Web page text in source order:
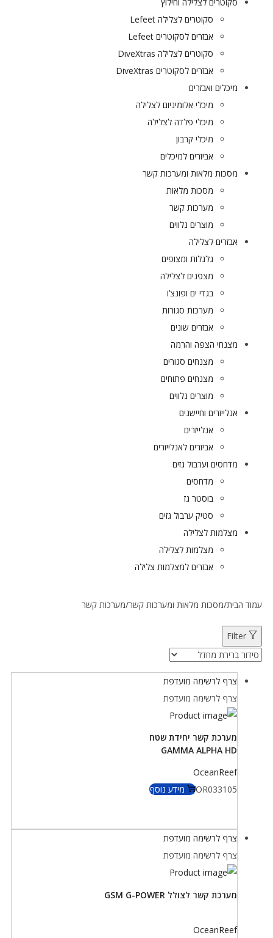
סקוטרים לצלילה Lefeet
אבזרים לסקוטרים Lefeet
סקוטרים לצלילה DiveXtras
אבזרים לסקוטרים DiveXtras
מיכלים ואבזרים
מיכלי אלומיניום לצלילה
מיכלי פלדה לצלילה
מיכלי קרבון
אביזרים למיכלים
מסכות מלאות ומערכות קשר
מסכות מלאות
מערכות קשר
מוצרים נלווים
אבזרים לצלילה
גלגלות ומצופים
מצפנים לצלילה
בגדי ים ופונצ’ו
מערכות סגורות
אבזרים שונים
מצנחי הצפה והרמה
מצנחים סגורים
מצנחים פתוחים
מוצרים נלווים
אנלייזרים וחיישנים
אנלייזרים
אביזרים לאנלייזרים
מדחסים וערבול גזים
מדחסים
בוסטר גז
סטיק ערבול גזים
מצלמות לצלילה
מצלמות לצלילה
אבזרים למצלמות צלילה
עמוד הבית/מסכות מלאות ומערכות קשר/מערכות קשר
Filter
צרף לרשימה מועדפת
צרף לרשימה מועדפת
מערכת קשר יחידת שטח
GAMMA ALPHA HD
OceanReef
OR033105
מידע נוסף
צרף לרשימה מועדפת
צרף לרשימה מועדפת
מערכת קשר לצולל GSM G-POWER
OceanReef